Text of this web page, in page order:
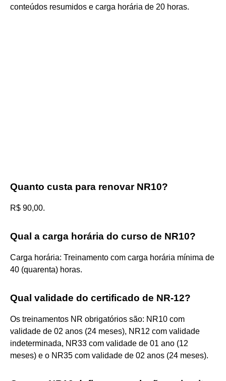
conteúdos resumidos e carga horária de 20 horas.
Quanto custa para renovar NR10?
R$ 90,00.
Qual a carga horária do curso de NR10?
Carga horária: Treinamento com carga horária mínima de
40 (quarenta) horas.
Qual validade do certificado de NR-12?
Os treinamentos NR obrigatórios são: NR10 com
validade de 02 anos (24 meses), NR12 com validade
indeterminada, NR33 com validade de 01 ano (12
meses) e o NR35 com validade de 02 anos (24 meses).